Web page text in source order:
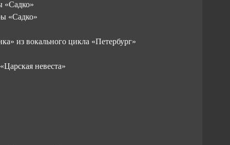
«Садко»
«Садко»
из вокального цикла «Петербург»
невеста»